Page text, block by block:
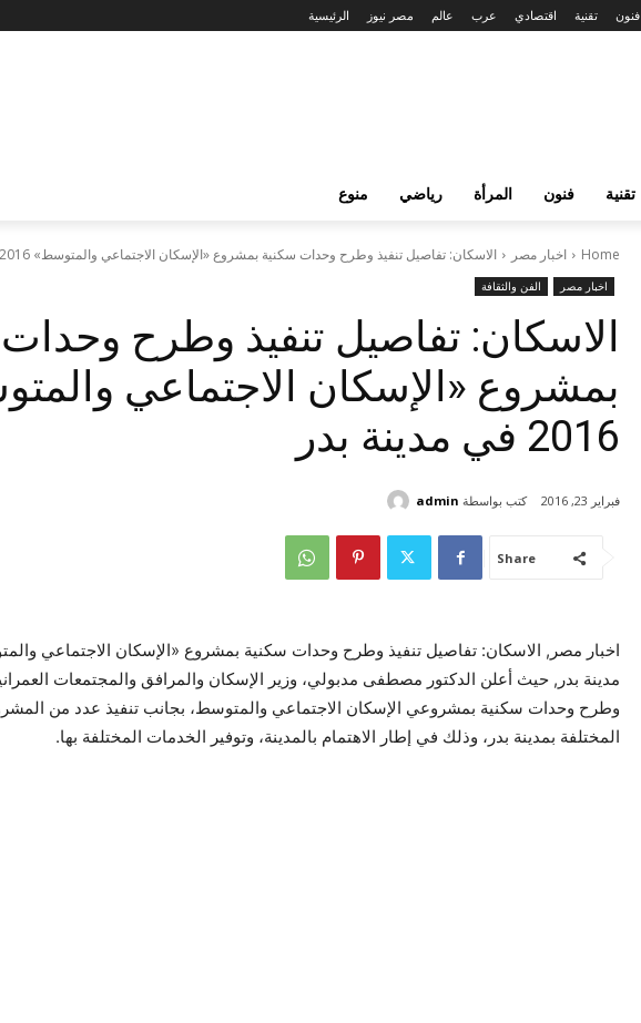
الرئيسية مصر نيوز عالم عرب اقتصادي تقنية فنون
تقنية فنون المرأة رياضي منوع
Home اخبار مصر الاسكان: تفاصيل تنفيذ وطرح وحدات سكنية بمشروع «الإسكان الاجتماعي والمتوسط» 2016 في...
اخبار مصر الفن والثقافة
الاسكان: تفاصيل تنفيذ وطرح
بمشروع «الإسكان الاجتماعي
2016 في مدينة بدر
فبراير 23, 2016 كتب بواسطة admin
Share
مدينة بدر, حيث أعلن الدكتور مصطفى مدبولي، وزير الإسكان والمرافق والمجتمعات
وطرح وحدات سكنية بمشروعي الإسكان الاجتماعي والمتوسط، بجانب تنفيذ عدد من
المختلفة بمدينة بدر، وذلك في إطار الاهتمام بالمدينة، وتوفير الخدمات المختلفة بها.